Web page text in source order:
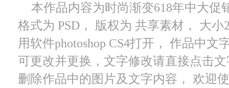
本作品内容为时尚渐变618年中大促
格式为 PSD， 版权为 共享素材， 大
用软件photoshop CS4打开， 作品中
可更改并更换，文字修改请直接点击
删除作品中的图片及文字内容， 欢迎